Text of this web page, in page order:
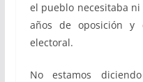
el pueblo necesitaba
años de oposición y
electoral.
No estamos